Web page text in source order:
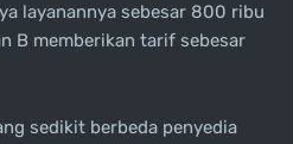
layanannya sebesar 800 ribu
B memberikan tarif sebesar
sedikit berbeda penyedia